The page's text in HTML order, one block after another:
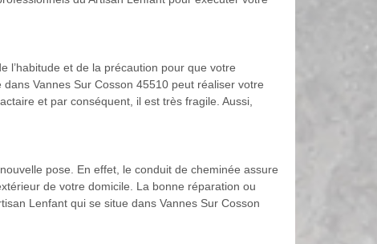
l’habitude et de la précaution pour que votre
Vannes Sur Cosson 45510 peut réaliser votre
et par conséquent, il est très fragile. Aussi,
pose. En effet, le conduit de cheminée assure
de votre domicile. La bonne réparation ou
Lenfant qui se situe dans Vannes Sur Cosson